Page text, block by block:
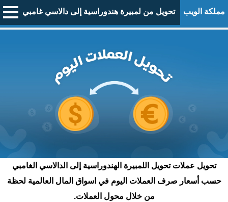
مملكة الويب تحويل من لمبيرة هندوراسية إلى دالاسي غامبي
تحويل عملات تحويل اللمبيرة الهندوراسية إلى الدالاسي الغامبي
حسب أسعار صرف العملات اليوم في اسواق المال العالمية لحظة
من خلال محول العملات.